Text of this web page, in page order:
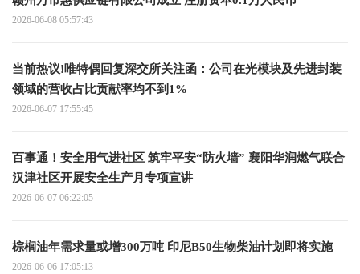
2026-06-08 05:57:43
当前热议!唯特偶回复深交所关注函：公司在光模块及先进封装
领域的营收占比贡献率均不到1%
2026-06-07 17:55:45
百事通！安全用气进社区 筑牢平安“防火墙” 襄阳华润燃气联合
汉津社区开展安全生产月专项宣讲
2026-06-07 06:22:05
棕榈油年需求量或增300万吨 印尼B50生物柴油计划即将实施
2026-06-06 17:05:13